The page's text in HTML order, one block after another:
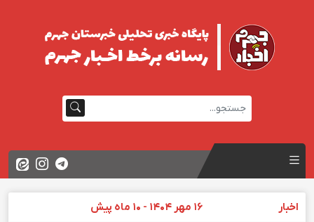
اخبار 16 مهر 1404 - 10 ماه پیش